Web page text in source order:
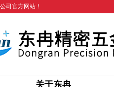
司官方网站！
关于东冉